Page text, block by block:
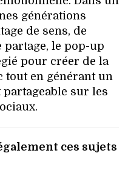
générations
de sens, de
le pop-up
pour créer de la
en générant un
sur les
ces sujets